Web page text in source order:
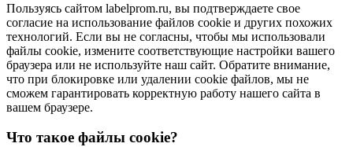
Пользуясь сайтом labelprom.ru, вы подтверждаете свое
согласие на использование файлов cookie и других похожих
технологий. Если вы не согласны, чтобы мы использовали
файлы cookie, измените соответствующие настройки вашего
браузера или не используйте наш сайт. Обратите внимание,
что при блокировке или удалении cookie файлов, мы не
сможем гарантировать корректную работу нашего сайта в
вашем браузере.
Что такое файлы cookie?